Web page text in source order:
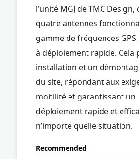
l’unité MGJ de TMC
quatre antennes
gamme de fréquences
à déploiement rapide. Cela
installation et un
du site, répondant aux
mobilité et garantissant un
déploiement rapide et
n’importe quelle situation.
Recommended